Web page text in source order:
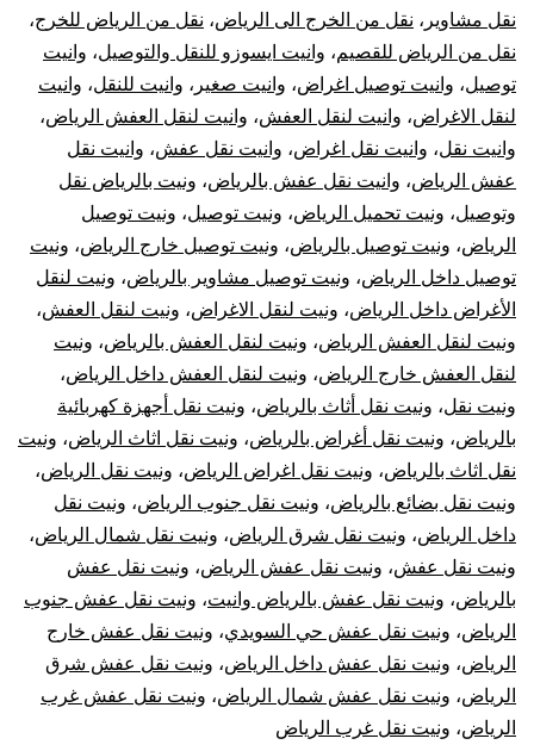
نقل مشاوير ، نقل من الخرج الى الرياض، نقل من الرياض للخرج،
نقل من الرياض للقصيم، وانيت ايسوزو للنقل والتوصيل، وانيت
توصيل، وانيت توصيل اغراض، وانيت صغير ، وانيت للنقل، وانيت
لنقل الاغراض، وانيت لنقل العفش، وانيت لنقل العفش الرياض،
وانيت نقل، وانيت نقل اغراض، وانيت نقل عفش، وانيت نقل
عفش الرياض، وانيت نقل عفش بالرياض، ونيت بالرياض نقل
وتوصيل، ونيت تحميل الرياض، ونيت توصيل، ونيت توصيل
الرياض، ونيت توصيل بالرياض، ونيت توصيل خارج الرياض، ونيت
توصيل داخل الرياض، ونيت توصيل مشاوير بالرياض، ونيت لنقل
الأغراض داخل الرياض، ونيت لنقل الاغراض، ونيت لنقل العفش،
ونيت لنقل العفش الرياض، ونيت لنقل العفش بالرياض، ونيت
لنقل العفش خارج الرياض، ونيت لنقل العفش داخل الرياض،
ونيت نقل، ونيت نقل أثاث بالرياض، ونيت نقل أجهزة كهربائية
بالرياض، ونيت نقل أغراض بالرياض، ونيت نقل اثاث الرياض، ونيت
نقل اثاث بالرياض، ونيت نقل اغراض الرياض، ونيت نقل الرياض،
ونيت نقل بضائع بالرياض، ونيت نقل جنوب الرياض، ونيت نقل
داخل الرياض، ونيت نقل شرق الرياض، ونيت نقل شمال الرياض،
ونيت نقل عفش، ونيت نقل عفش الرياض، ونيت نقل عفش
بالرياض، ونيت نقل عفش بالرياض وانيت، ونيت نقل عفش جنوب
الرياض، ونيت نقل عفش حي السويدي، ونيت نقل عفش خارج
الرياض، ونيت نقل عفش داخل الرياض، ونيت نقل عفش شرق
الرياض، ونيت نقل عفش شمال الرياض، ونيت نقل عفش غرب
الرياض، ونيت نقل غرب الرياض